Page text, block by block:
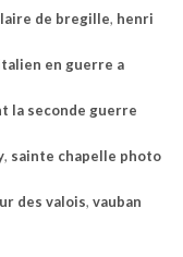
de bregille, henri
en guerre a
la seconde guerre
, sainte chapelle photo
des valois, vauban